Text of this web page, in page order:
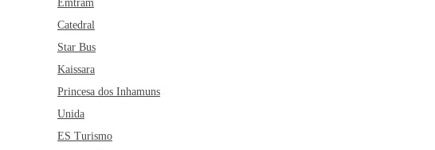
Emtram
Catedral
Star Bus
Kaissara
Princesa dos Inhamuns
Unida
ES Turismo